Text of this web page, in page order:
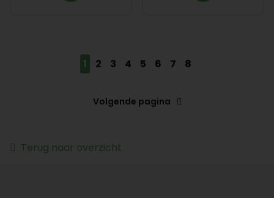
1 2 3 4 5 6 7 8
Volgende pagina
Terug naar overzicht